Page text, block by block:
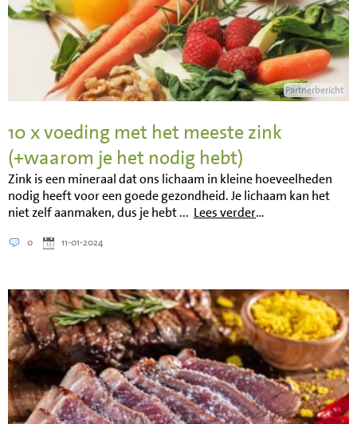
Partnerbericht
10 x voeding met het meeste zink
(+waarom je het nodig hebt)
Zink is een mineraal dat ons lichaam in kleine hoeveelheden
nodig heeft voor een goede gezondheid. Je lichaam kan het
niet zelf aanmaken, dus je hebt ... Lees verder…
0 11-01-2024